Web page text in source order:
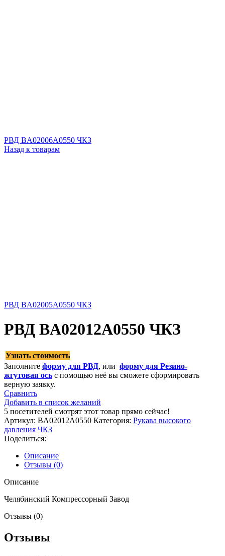
РВД BA02006A0550 ЧКЗ
Назад к товарам
РВД BA02005A0550 ЧКЗ
РВД BA02012A0550 ЧКЗ
Узнать стоимость
Заполните форму для РВД, или форму для Резино-
жгутовая ось с помощью неё вы сможете сформировать
верную заявку.
Сравнить
Добавить в список желаний
5 посетителей смотрят этот товар прямо сейчас!
Артикул: BA02012A0550 Категория: Рукава высокого
давления ЧКЗ
Поделиться:
Описание
Отзывы (0)
Описание
Челябинский Компрессорный Завод
Отзывы (0)
Отзывы